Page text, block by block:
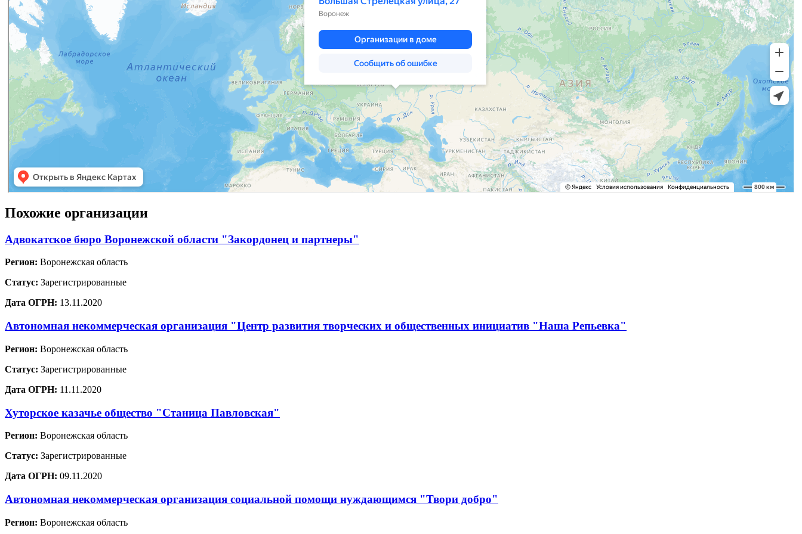
Похожие организации
Адвокатское бюро Воронежской области "Закордонец и партнеры"
Регион: Воронежская область
Статус: Зарегистрированные
Дата ОГРН: 13.11.2020
Автономная некоммерческая организация "Центр развития творческих и общественных инициатив "Наша Репьевка"
Регион: Воронежская область
Статус: Зарегистрированные
Дата ОГРН: 11.11.2020
Хуторское казачье общество "Станица Павловская"
Регион: Воронежская область
Статус: Зарегистрированные
Дата ОГРН: 09.11.2020
Автономная некоммерческая организация социальной помощи нуждающимся "Твори добро"
Регион: Воронежская область